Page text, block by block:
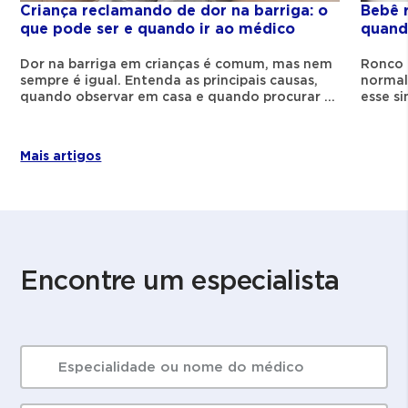
reduz o risco de doenças como diabetes e
problemas cardíacos.
A excelência da nossa
seu alcance.
+ 250 convênios atendidos
Criança reclamando de dor na barriga: o
que pode ser e quando ir ao médico
Dor na barriga em crianças é comum, mas nem
sempre é igual. Entenda as principais causas,
quando observar em casa e quando procurar o
Bebê
Ronco
esse
Mais artigos
Encontre um especialista
SEARCH